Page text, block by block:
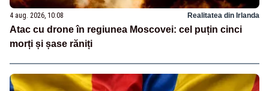
4 aug. 2026, 10:08 Realitatea din Irlanda
Atac cu drone în regiunea Moscovei: cel puțin cinci
morți și șase răniți